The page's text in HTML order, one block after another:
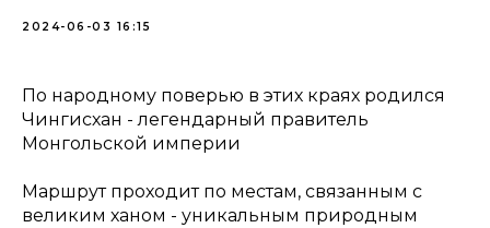
2024-06-03 16:15
По народному поверью в этих краях родился
Чингисхан - легендарный правитель
Монгольской империи
Маршрут проходит по местам, связанным с
великим ханом - уникальным природным